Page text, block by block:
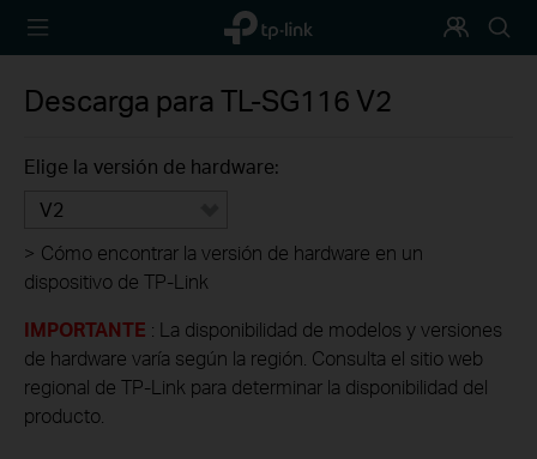
TP-Link,
Reliably
Programa
de
Descarga para TL-SG116 V2
Elige la versión de hardware:
V2
> Cómo encontrar la versión de hardware en un
dispositivo de TP-Link
IMPORTANTE : La disponibilidad de modelos y versiones
de hardware varía según la región. Consulta el sitio web
regional de TP-Link para determinar la disponibilidad del
producto.